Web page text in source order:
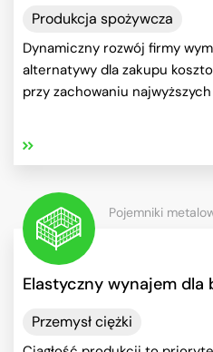
Produkcja spożywcza
Dynamiczny rozwój firmy
alternatywy dla zakupu
przy zachowaniu
Elastyczny wynajem
Pojemniki
Przemysł ciężki